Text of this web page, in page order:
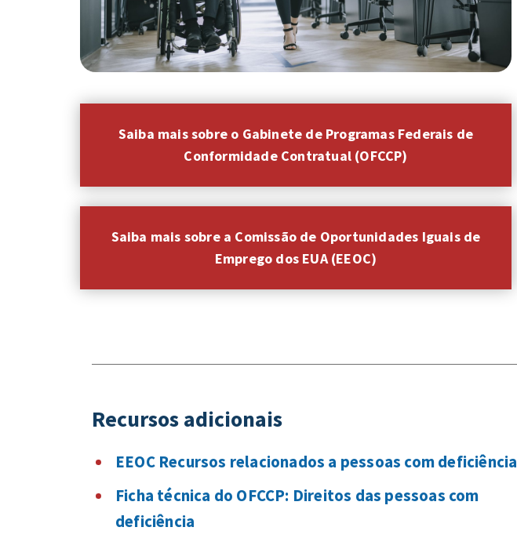
Saiba mais sobre o Gabinete de Programas Federais de
Conformidade Contratual (OFCCP)
Saiba mais sobre a Comissão de Oportunidades Iguais de
Emprego dos EUA (EEOC)
Recursos adicionais
EEOC Recursos relacionados a pessoas com deficiência
Ficha técnica do OFCCP: Direitos das pessoas com
deficiência